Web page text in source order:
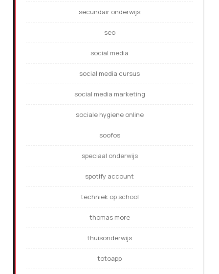
secundair onderwijs
seo
social media
social media cursus
social media marketing
sociale hygiene online
soofos
speciaal onderwijs
spotify account
techniek op school
thomas more
thuisonderwijs
totoapp